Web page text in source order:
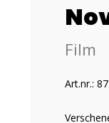
Film
Art.nr.: